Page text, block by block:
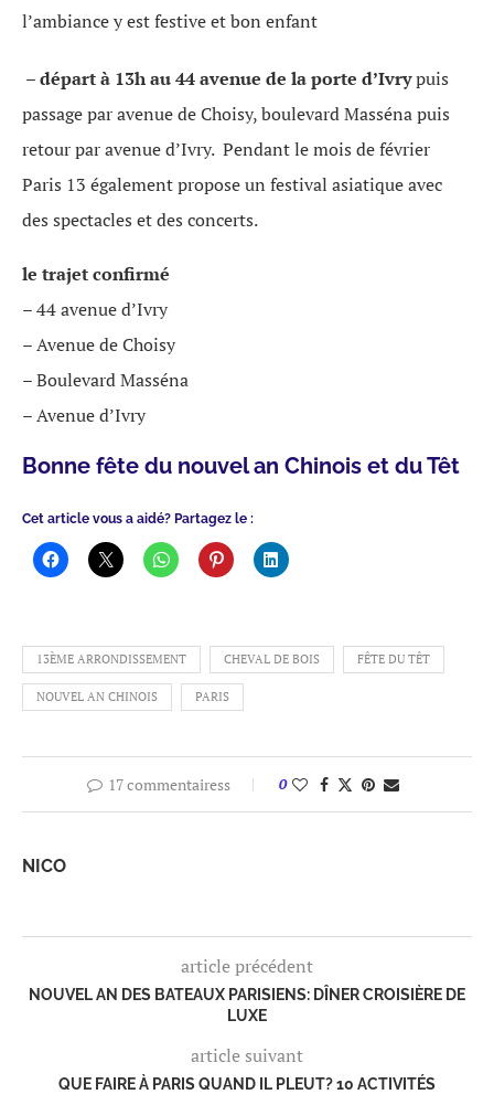
l’ambiance y est festive et bon enfant
– départ à 13hau 44 avenue de la porte d’Ivrypuis
passage par avenue de Choisy, boulevard Masséna puis
retour par avenue d’Ivry. Pendant le mois de février
Paris 13 également propose un festival asiatique avec
des spectacles et des concerts.
le trajet confirmé
– 44 avenue d’Ivry
– Avenue de Choisy
– Boulevard Masséna
– Avenue d’Ivry
Bonne fête du nouvel an Chinois et du Têt
Cet article vous a aidé? Partagez le :
13ÈME ARRONDISSEMENT CHEVAL DE BOIS FÊTE DU TÊT
NOUVEL AN CHINOIS PARIS
17 commentairess 0
NICO
article précédent
NOUVEL AN DES BATEAUX PARISIENS: DÎNER CROISIÈRE DE
LUXE
article suivant
QUE FAIRE À PARIS QUAND IL PLEUT? 10 ACTIVITÉS